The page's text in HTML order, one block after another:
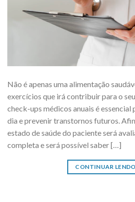
Não é apenas uma alimentação
exercícios que irá contribuir para o
check-ups médicos anuais é essencial
dia e prevenir transtornos futuros.
estado de saúde do paciente será
completa e será possível saber […]
CONTINUAR LENDO